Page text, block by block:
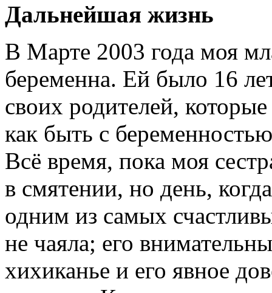
Дальнейшая жизнь
В Марте 2003 года моя
беременна. Ей было 16
своих родителей,
как быть с
Всё время, пока моя
в смятении, но день,
одним из самых
не чаяла; его
хихиканье и его явное